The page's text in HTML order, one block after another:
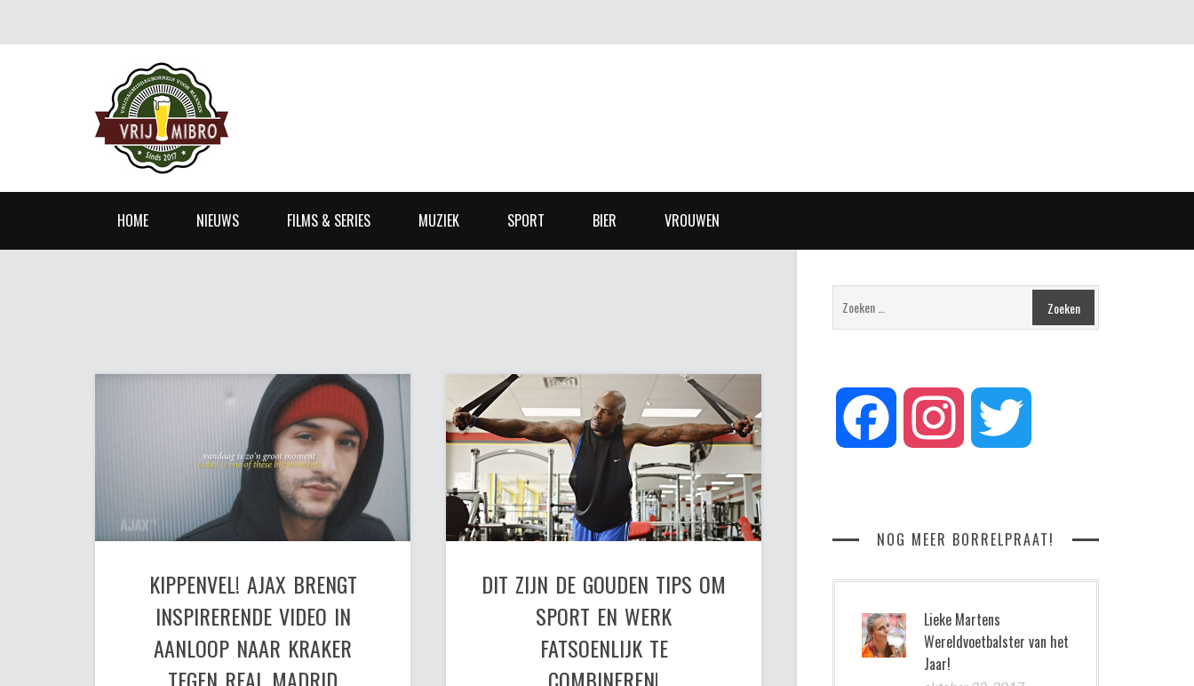
HOME NIEUWS FILMS & SERIES MUZIEK SPORT BIER VROUWEN
KIPPENVEL! AJAX BRENGT
INSPIRERENDE VIDEO IN
AANLOOP NAAR KRAKER
DIT ZIJN DE GOUDEN TIPS OM
SPORT EN WERK
FATSOENLIJK TE
Facebook Instagram
NOG MEER BORRELPRAAT!
Lieke Martens
Wereldvoetbalster van het
Jaar!